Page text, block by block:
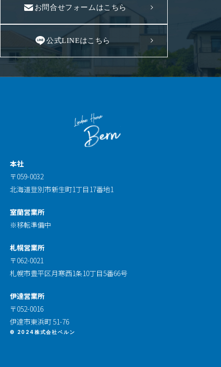
お問合せフォームはこちら
公式LINEはこちら
本社
〒059-0032
北海道登別市新生町1丁目17番地1
室蘭営業所
※移転準備中
札幌営業所
〒062-0021
札幌市豊平区月寒西1条10丁目5番66号
伊達営業所
〒052-0016
伊達市東浜町 51-76
© 2024株式会社ベルン